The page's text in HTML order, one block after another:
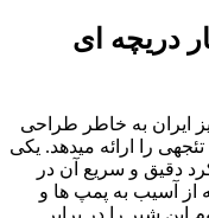
دریچه ای
ایران به خاطر طراحی
را ارائه میدهد. یکی
دقیق و سریع آن در
آسیب به پمپ ها و